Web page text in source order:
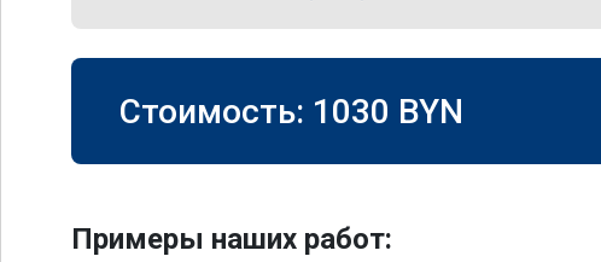
Стоимость: 1030 BYN
Примеры наших работ: